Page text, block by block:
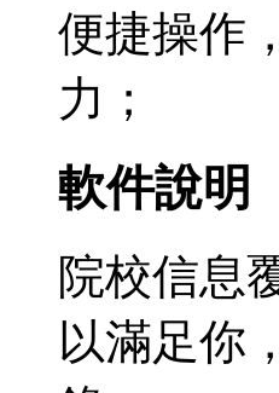
便捷操作
力；
軟件說明
院校信息
以滿足你